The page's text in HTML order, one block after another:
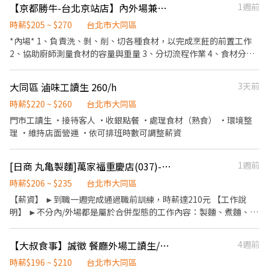
【京都勝牛-台北京站店】內外場兼職人員#時薪$205~$270#假日津貼100元
1週前
時薪$205 ~ $270
台北市大同區
*內場* 1、負責洗、剝、削、切各種食材，以完成烹飪的前置工作
2、協助廚師測量食材的容量與重量 3、分切流程作業 4、食材分裝
備料 6、整潔門市環境與餐具保養
大同區 滷味工讀生 260/h
3天前
時薪$220 ~ $260
台北市大同區
門市工讀生 ·接待客人 ·收銀點餐 ·處理食材（熟食） ·環境整
理 ·維持店面營運 ·依可排班時數可調整薪資
[日商 丸亀製麵]萬家福重慶店(037)-長期兼職夥伴/廚助/工讀生(彈性排班)
1週前
時薪$206 ~ $235
台北市大同區
【薪資】 ►到職一週完成通過職前訓練，時薪達210元 【工作說
明】 ►不分內/外場都是屬於合併型態的工作內容：製麵、煮麵、製
時請於主管確認排班時間） 【薪資福利】 1. 提供員工餐 2. 國定假日
雙倍薪 3. 提供優秀同仁績效獎金 4. 久任獎金 5. 生日禮卷 6. 滿年資
【大叔食事】誠徵 餐廳外場工讀生/兼職人員（圓山捷運站旁）
4週前
時薪$196 ~ $210
台北市大同區